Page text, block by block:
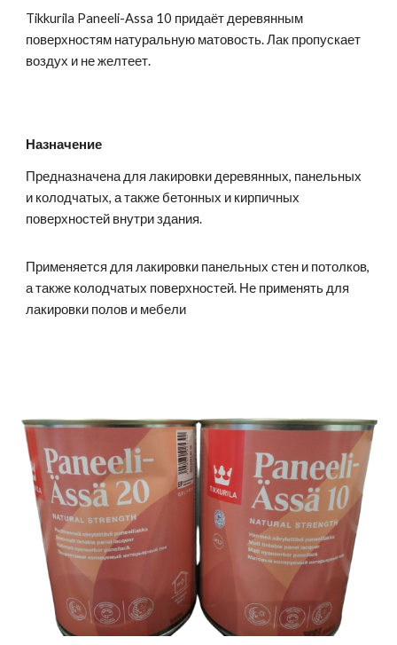
Tikkurila Paneeli-Assa 10 придаёт деревянным
поверхностям натуральную матовость. Лак пропускает
воздух и не желтеет.
Назначение
Предназначена для лакировки деревянных, панельных
и колодчатых, а также бетонных и кирпичных
поверхностей внутри здания.
Применяется для лакировки панельных стен и потолков,
а также колодчатых поверхностей. Не применять для
лакировки полов и мебели